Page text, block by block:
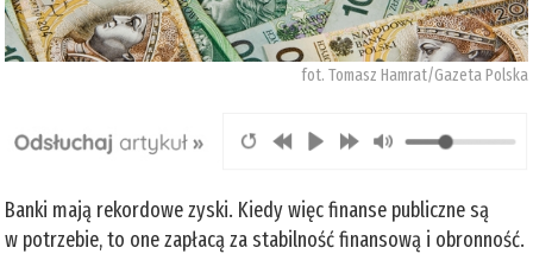
fot. Tomasz Hamrat/Gazeta Polska
Banki mają rekordowe zyski. Kiedy więc finanse publiczne są
w potrzebie, to one zapłacą za stabilność finansową i obronność.